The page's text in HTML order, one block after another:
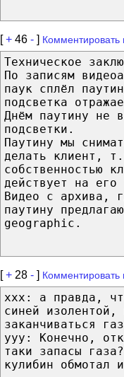
[+ 46 - ] Комментировать
Техническое
По записям
паук сплёл
подсветка
Днём паутину не
подсветки.
Паутину мы
делать клиент,
собственностью
действует на его
Видео с архива,
паутину
geographic.
[+ 28 - ]
xxx: а правда,
синей изолентой,
заканчиваться
yyy: Конечно,
таки запасы
кулибин обмотал